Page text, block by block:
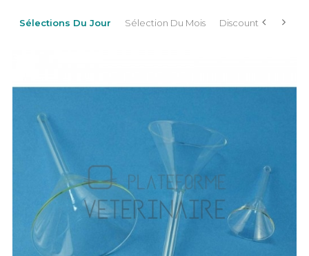
Sélections Du Jour Sélection Du Mois Discount